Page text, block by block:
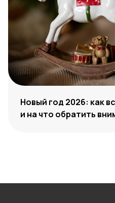
Новый год 2026: как
и на что обратить